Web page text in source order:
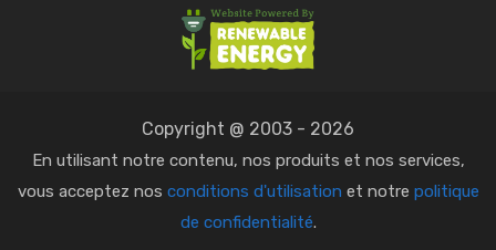
Copyright @ 2003 - 2026
En utilisant notre contenu, nos produits et nos services,
vous acceptez nos conditions d'utilisation et notre politique
de confidentialité.